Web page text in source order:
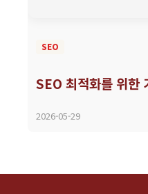
SEO
SEO 최적화를 위한
2026-05-29